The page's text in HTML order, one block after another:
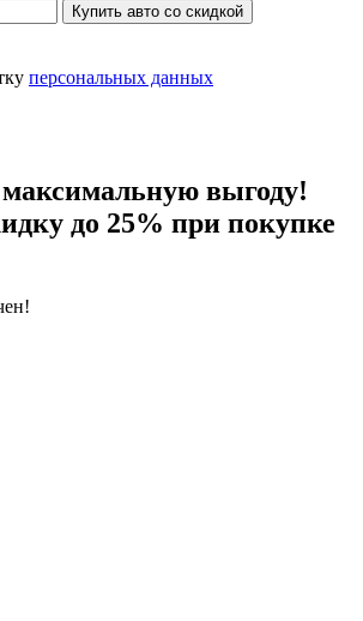
Купить авто со скидкой
персональных данных
выгоду!
до 25% при покупке